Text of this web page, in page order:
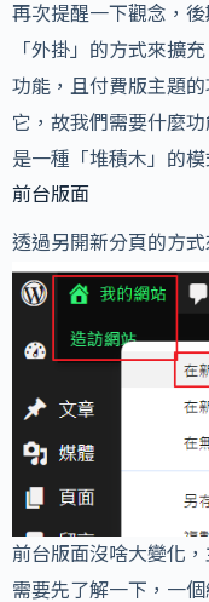
再次提醒一下觀念，
「外掛」的方式來擴
功能，且付費版主題
它，故我們需要什麼
是一種「堆積木」的模
前台版面
透過另開新分頁的方
前台版面沒啥大變化
需要先了解一下，一